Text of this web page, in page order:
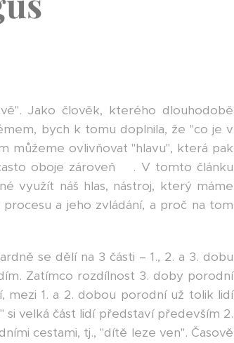
Jako člověk, kterého dlouhodobě
bych k tomu doplnila, že "co je v
můžeme ovlivňovat "hlavu", která pak
oboje zároveň😊. V tomto článku
využít náš hlas, nástroj, který máme
a jeho zvládání, a proč na tom
se dělí na 3 části – 1., 2. a 3. dobu
Zatímco rozdílnost 3. doby porodní
1. a 2. dobou porodní už tolik lidí
velká část lidí představí především 2.
cestami, tj., "dítě leze ven". Časově